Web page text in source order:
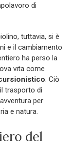
di
tuttavia, si è
e il cambiamento
ha perso la
vita come
. Ciò
trasporto di
per
e natura.
del